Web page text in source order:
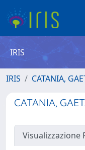
IRIS
IRIS CATANIA,
CATANIA,
Visualizzazione